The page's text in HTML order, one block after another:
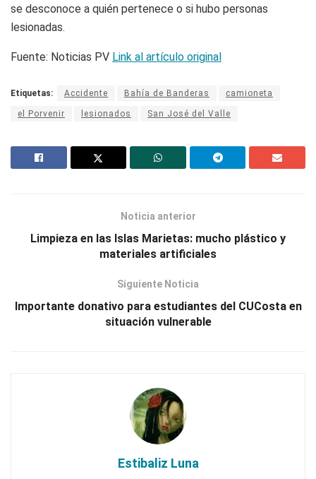
se desconoce a quién pertenece o si hubo personas
lesionadas.
Fuente: Noticias PV Link al artículo original
Etiquetas: Accidente Bahía de Banderas camioneta
el Porvenir lesionados San José del Valle
Noticia anterior
Limpieza en las Islas Marietas: mucho plástico y
materiales artificiales
Siguiente Noticia
Importante donativo para estudiantes del CUCosta en
situación vulnerable
Estibaliz Luna